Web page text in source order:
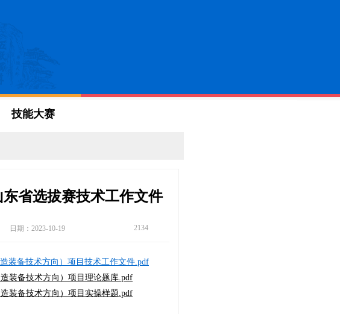
技能大赛
省选拔赛技术工作文件
2134
日期：2023-10-19
装备技术方向）项目技术工作文件.pdf
装备技术方向）项目理论题库.pdf
装备技术方向）项目实操样题.pdf